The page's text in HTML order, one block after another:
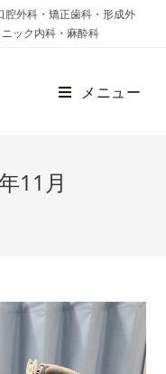
外科・矯正歯科・形成外
ック内科・麻酔科
メニュー
11月